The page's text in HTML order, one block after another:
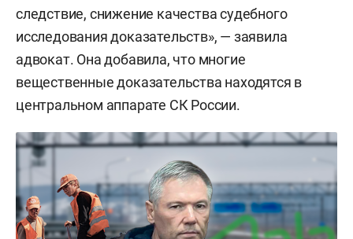
следствие, снижение качества судебного
исследования доказательств», — заявила
адвокат. Она добавила, что многие
вещественные доказательства находятся в
центральном аппарате СК России.